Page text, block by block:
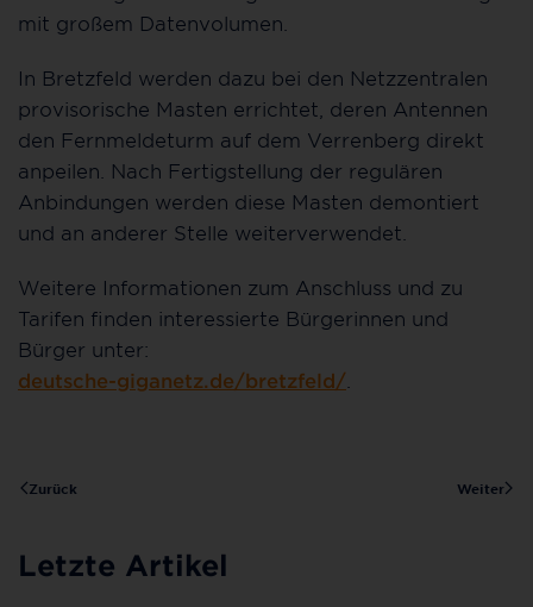
mit großem Datenvolumen.
In Bretzfeld werden dazu bei den Netzzentralen
provisorische Masten errichtet, deren Antennen
den Fernmeldeturm auf dem Verrenberg direkt
anpeilen. Nach Fertigstellung der regulären
Anbindungen werden diese Masten demontiert
und an anderer Stelle weiterverwendet.
Weitere Informationen zum Anschluss und zu
Tarifen finden interessierte Bürgerinnen und
Bürger unter:
deutsche-giganetz.de/bretzfeld/
Zurück Weiter
Letzte Artikel